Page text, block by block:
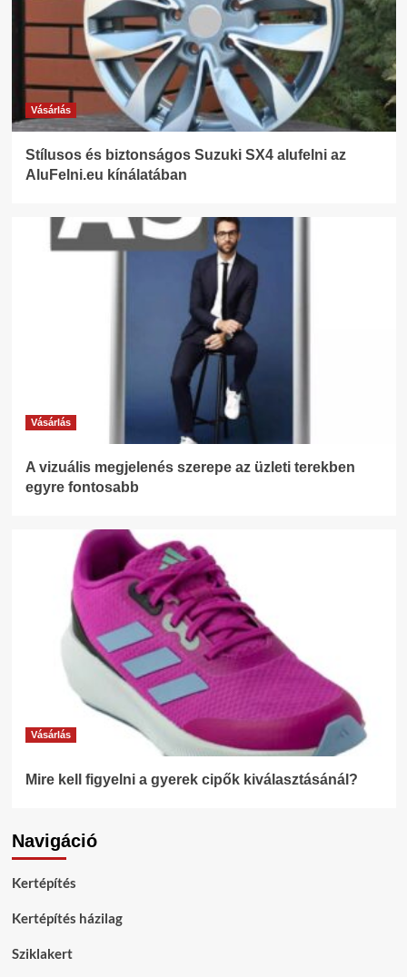
Vásárlás
Stílusos és biztonságos Suzuki SX4 alufelni az
AluFelni.eu kínálatában
Vásárlás
A vizuális megjelenés szerepe az üzleti terekben
egyre fontosabb
Vásárlás
Mire kell figyelni a gyerek cipők kiválasztásánál?
Navigáció
Kertépítés
Kertépítés házilag
Sziklakert